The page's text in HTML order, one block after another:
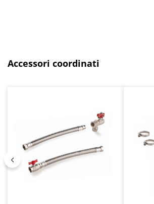
Salta la galleria dei prodotti
Accessori coordinati